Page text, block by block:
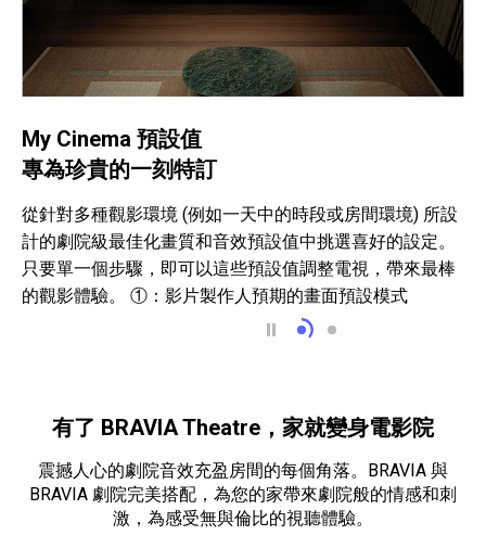
My Cinema 預設值 專
②：對話清晰預設
My Cinema 預設值
專為珍貴的一刻特訂
從針對多種觀影環境 (例如一天中的時段或房間環境) 所設
計的劇院級最佳化畫質和音效預設值中挑選喜好的設定。
只要單一個步驟，即可以這些預設值調整電視，帶來最棒
的觀影體驗。 ①：影片製作人預期的畫面預設模式
有了 BRAVIA Theatre，家就變身電影院
震撼人心的劇院音效充盈房間的每個角落。BRAVIA 與
BRAVIA 劇院完美搭配，為您的家帶來劇院般的情感和刺
激，為感受無與倫比的視聽體驗。